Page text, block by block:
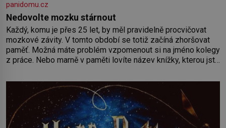
panidomu.cz
Nedovolte mozku stárnout
Každý, komu je přes 25 let, by měl pravidelně procvičovat
mozkové závity. V tomto období se totiž začíná zhoršovat
paměť. Možná máte problém vzpomenout si na jméno kolegy
z práce. Nebo marně v paměti lovíte název knížky, kterou jste
paměť rozhodla stávkovat. Cvičte